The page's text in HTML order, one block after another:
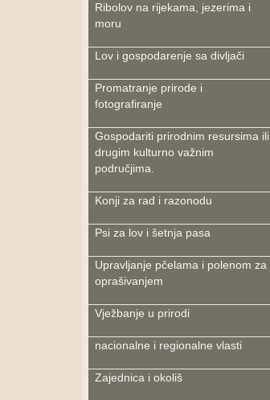
Ribolov na rijekama, jezerima i
moru
Lov i gospodarenje sa divljači
Promatranje prirode i
fotografiranje
Gospodariti prirodnim resursima ili
drugim kulturno važnim
područjima.
Konji za rad i razonodu
Psi za lov i šetnja pasa
Upravljanje pčelama i polenom za
oprašivanjem
Vježbanje u prirodi
nacionalne i regionalne vlasti
Zajednica i okoliš